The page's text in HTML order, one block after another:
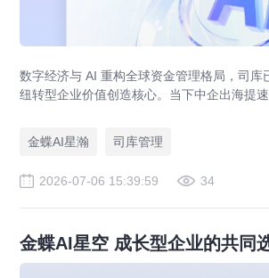
数字经济与 AI 重构全球资金管理格局，司库
纽转型企业价值创造核心。当下中企出海提
显，对全球司库能力提出极高要求。AI 全场
资金痛点的关键路径。金蝶集结行业专家与
建世界一流司库体系提供完整战略实操指引。
金蝶AI星瀚 司库管理
2026-07-06 15:39:59 34
金蝶AI星空 成长型企业的共同